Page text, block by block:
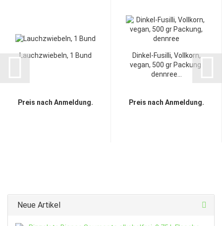
Lauchzwiebeln, 1 Bund
Preis nach Anmeldung.
Dinkel-Fusilli, Vollkorn,
vegan, 500 gr Packung,
dennree...
Preis nach Anmeldung.
Neue Artikel